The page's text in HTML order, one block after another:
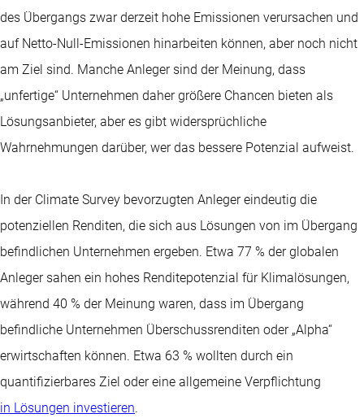
des Übergangs zwar derzeit hohe Emissionen verursachen und
auf Netto-Null-Emissionen hinarbeiten können, aber noch nicht
am Ziel sind. Manche Anleger sind der Meinung, dass
„unfertige“ Unternehmen daher größere Chancen bieten als
Lösungsanbieter, aber es gibt widersprüchliche
Wahrnehmungen darüber, wer das bessere Potenzial aufweist.
In der Climate Survey bevorzugten Anleger eindeutig die
potenziellen Renditen, die sich aus Lösungen von im Übergang
befindlichen Unternehmen ergeben. Etwa 77 % der globalen
Anleger sahen ein hohes Renditepotenzial für Klimalösungen,
während 40 % der Meinung waren, dass im Übergang
befindliche Unternehmen Überschussrenditen oder „Alpha“
erwirtschaften können. Etwa 63 % wollten durch ein
quantifizierbares Ziel oder eine allgemeine Verpflichtung
in Lösungen investieren.